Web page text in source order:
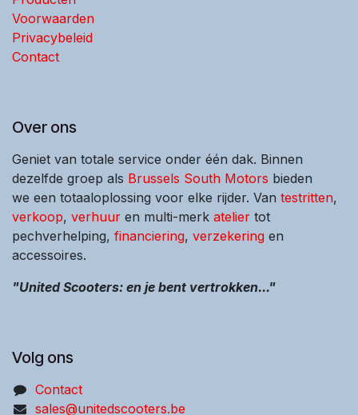
Voorwaarden
Privacybeleid
Contact
Over ons
Geniet van totale service onder één dak. Binnen
dezelfde groep als Brussels South Motors bieden
we een totaaloplossing voor elke rijder. Van testritten,
verkoop, verhuur en multi-merk atelier tot
pechverhelping, financiering, verzekering en
accessoires.
"United Scooters: en je bent vertrokken..."
Volg ons
Contact
sales@unitedscooters.be